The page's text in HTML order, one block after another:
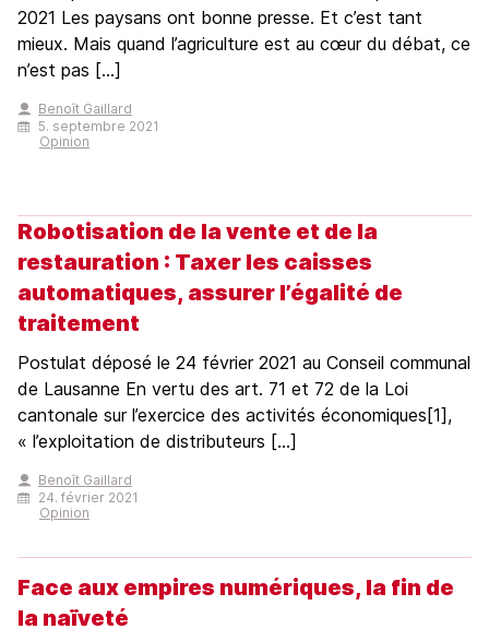
2021 Les paysans ont bonne presse. Et c’est tant
mieux. Mais quand l’agriculture est au cœur du débat, ce
n’est pas [...]
Benoît Gaillard
5. septembre 2021
Opinion
Robotisation de la vente et de la
restauration : Taxer les caisses
automatiques, assurer l’égalité de
traitement
Postulat déposé le 24 février 2021 au Conseil communal
de Lausanne En vertu des art. 71 et 72 de la Loi
cantonale sur l’exercice des activités économiques[1],
« l’exploitation de distributeurs [...]
Benoît Gaillard
24. février 2021
Opinion
Face aux empires numériques, la fin de
la naïveté